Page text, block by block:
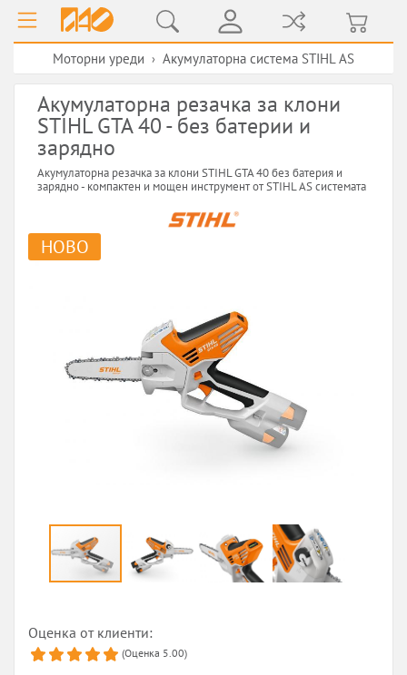
Моторни уреди › Акумулаторна система STIHL AS
Акумулаторна резачка за клони
STIHL GTA 40 - без батерии и
зарядно
Акумулаторна резачка за клони STIHL GTA 40 без батерия и
зарядно - компактен и мощен инструмент от STIHL AS системата
НОВО
Оценка от клиенти:
(Оценка 5.00)